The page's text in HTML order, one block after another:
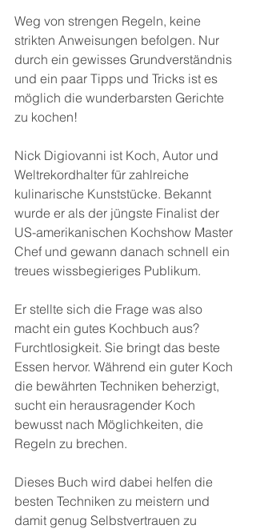
Weg von strengen Regeln, keine
strikten Anweisungen befolgen. Nur
durch ein gewisses Grundverständnis
und ein paar Tipps und Tricks ist es
möglich die wunderbarsten Gerichte
zu kochen!
Nick Digiovanni ist Koch, Autor und
Weltrekordhalter für zahlreiche
kulinarische Kunststücke. Bekannt
wurde er als der jüngste Finalist der
US-amerikanischen Kochshow Master
Chef und gewann danach schnell ein
treues wissbegieriges Publikum.
Er stellte sich die Frage was also
macht ein gutes Kochbuch aus?
Furchtlosigkeit. Sie bringt das beste
Essen hervor. Während ein guter Koch
die bewährten Techniken beherzigt,
sucht ein herausragender Koch
bewusst nach Möglichkeiten, die
Regeln zu brechen.
Dieses Buch wird dabei helfen die
besten Techniken zu meistern und
damit genug Selbstvertrauen zu